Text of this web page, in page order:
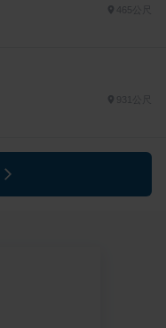
465公尺